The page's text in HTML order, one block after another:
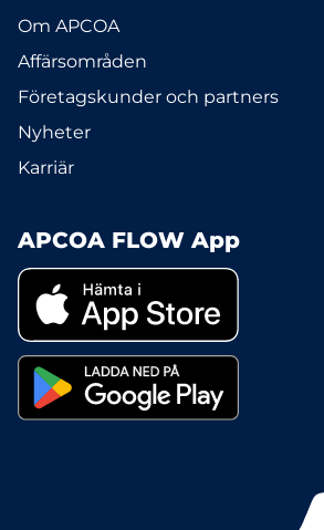
Om APCOA
Affärsområden
Företagskunder och partners
Nyheter
Karriär
APCOA FLOW App